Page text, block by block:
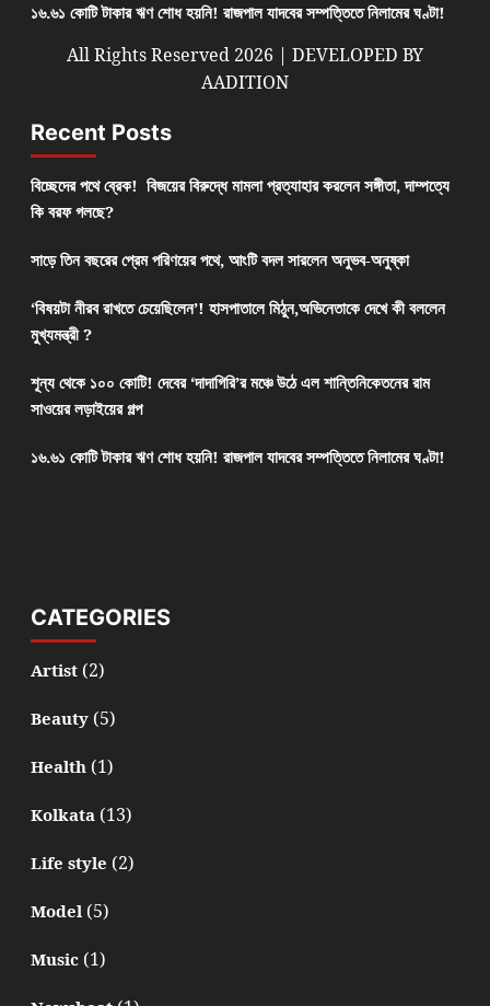
১৬.৬১ কোটি টাকার ঋণ শোধ হয়নি! রাজপাল যাদবের সম্পত্তিতে নিলামের ঘণ্টা!
All Rights Reserved 2026 | DEVELOPED BY
AADITION
Recent Posts
বিচ্ছেদের পথে ব্রেক! বিজয়ের বিরুদ্ধে মামলা প্রত্যাহার করলেন সঙ্গীতা, দাম্পত্যে
কি বরফ গলছে?
সাড়ে তিন বছরের প্রেম পরিণয়ের পথে, আংটি বদল সারলেন অনুভব-অনুষ্কা
‘বিষয়টা নীরব রাখতে চেয়েছিলেন’! হাসপাতালে মিঠুন,অভিনেতাকে দেখে কী বললেন
মুখ্যমন্ত্রী ?
শূন্য থেকে ১০০ কোটি! দেবের ‘দাদাগিরি’র মঞ্চে উঠে এল শান্তিনিকেতনের রাম
সাওয়ের লড়াইয়ের গল্প
১৬.৬১ কোটি টাকার ঋণ শোধ হয়নি! রাজপাল যাদবের সম্পত্তিতে নিলামের ঘণ্টা!
CATEGORIES
Artist(2)
Beauty(5)
Health(1)
Kolkata(13)
Life style (2)
Model(5)
Music(1)